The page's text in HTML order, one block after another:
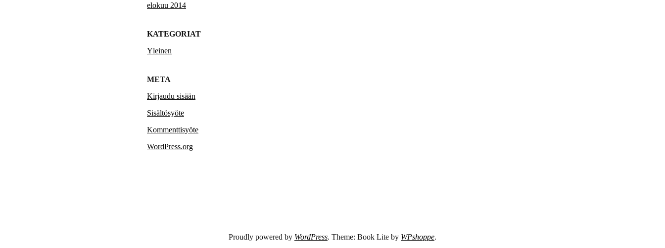
elokuu 2014
KATEGORIAT
Yleinen
META
Kirjaudu sisään
Sisältösyöte
Kommenttisyöte
WordPress.org
Proudly powered by WordPress. Theme: Book Lite by WPshoppe.